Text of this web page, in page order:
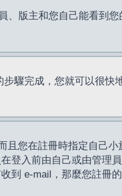
、版主和您自己能看到
步驟完成，您就可以很快
且您在註冊時指定自己
登入前由自己或由管理
到 e-mail，那麼您註冊